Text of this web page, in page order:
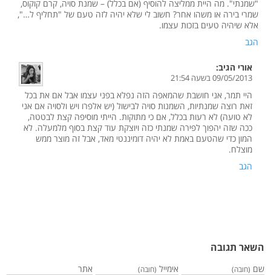
"שמנתי". מה היית ממליצה להוסיף (אם בכלל) – שמנת סויה, קרם קוקוס,
שמרי בירה או משהו אחר? חשוב לי שלא יהיה לזה טעם של "תחליף ל…",
אלא שיהיה טעים בזכות עצמו.
הגב
אורי הגיב:
09/05/2013 בשעה 21:54
היי תמר, אני חושבת שהמאפה הזה נפלא בפני עצמו אבל אם את בכל
זאת רוצה שמנתיות, השמנות סויה לבישול (יש אלפרו ויש ולסויה אם אני
לא טועה) לא רעות בכלל, אם כי מתוקות. הייתי מוסיפה קצת לבטטה,
ככה שזה יהפוך לפירה שמנתי כזה ויוצקת עוד קצת בסוף מלמעלה. לא
המון כדי שהטעם באמת לא יהיה דומיננטי מאד, אבל זה מוצר ממש
מוצלח.
הגב
השאר תגובה
שם (חובה) אימייל (חובה) אתר